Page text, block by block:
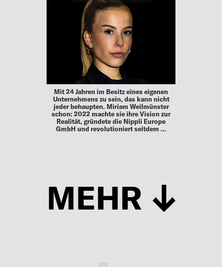
Mit 24 Jahren im Besitz eines eigenen
Unternehmens zu sein, das kann nicht
jeder behaupten. Miriam Weilmünster
schon: 2022 machte sie ihre Vision zur
Realität, gründete die Nippli Europe
GmbH und revolutioniert seitdem …
MEHR